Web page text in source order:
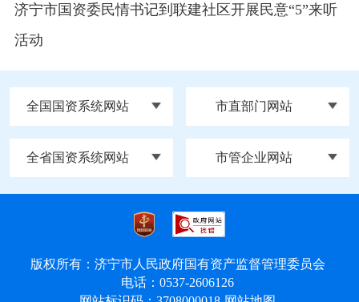
济宁市国资委民情书记到联建社区开展民意“5”来听
活动
全国国资系统网站 市直部门网站
全省国资系统网站 市管企业网站
版权所有：济宁市人民政府国有资产监督管理委员会
电话：0537-2606126